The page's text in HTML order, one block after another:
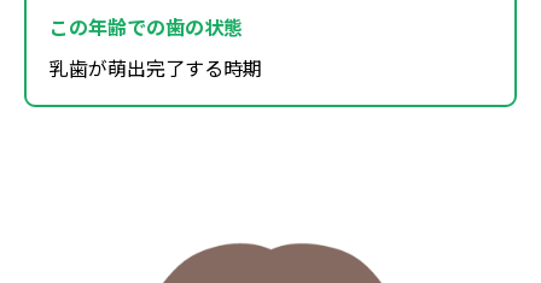
この年齢での歯の状態
乳歯が萌出完了する時期